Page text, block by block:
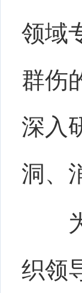
领域
群伤
深入
洞、
织领